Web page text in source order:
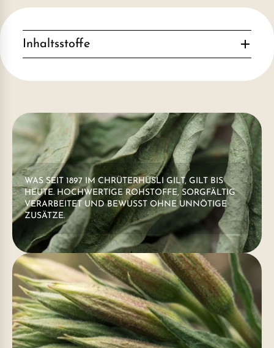
Inhaltsstoffe
WAS SEIT 1897 IM CHRÜTERHÜSLI GILT, GILT BIS
HEUTE. HOCHWERTIGE ROHSTOFFE, SORGFÄLTIG
VERARBEITET UND BEWUSST OHNE UNNÖTIGE
ZUSÄTZE.